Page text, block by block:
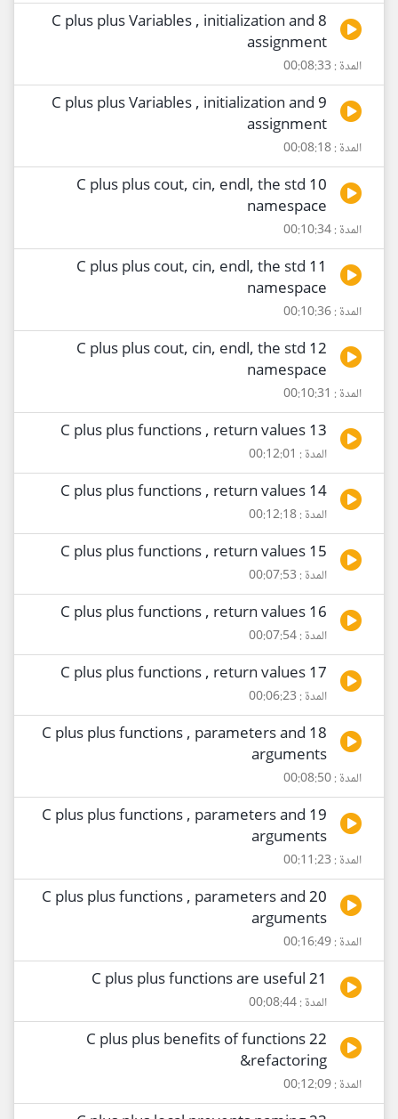
8 C plus plus Variables , initialization and
assignment
المدة : 00:08:33
9 C plus plus Variables , initialization and
assignment
المدة : 00:08:18
10 C plus plus cout, cin, endl, the std
namespace
المدة : 00:10:34
11 C plus plus cout, cin, endl, the std
namespace
المدة : 00:10:36
12 C plus plus cout, cin, endl, the std
namespace
المدة : 00:10:31
13 C plus plus functions , return values
المدة : 00:12:01
14 C plus plus functions , return values
المدة : 00:12:18
15 C plus plus functions , return values
المدة : 00:07:53
16 C plus plus functions , return values
المدة : 00:07:54
17 C plus plus functions , return values
المدة : 00:06:23
18 C plus plus functions , parameters and
arguments
المدة : 00:08:50
19 C plus plus functions , parameters and
arguments
المدة : 00:11:23
20 C plus plus functions , parameters and
arguments
المدة : 00:16:49
21 C plus plus functions are useful
المدة : 00:08:44
22 C plus plus benefits of functions
&refactoring
المدة : 00:12:09